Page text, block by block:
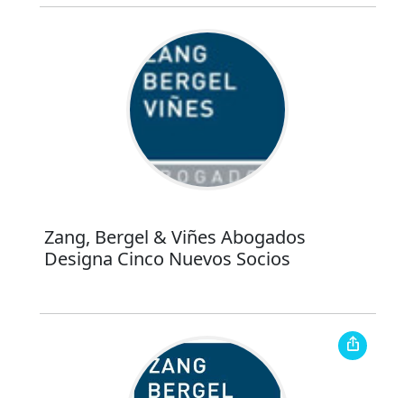
Zang, Bergel & Viñes Abogados
Designa Cinco Nuevos Socios